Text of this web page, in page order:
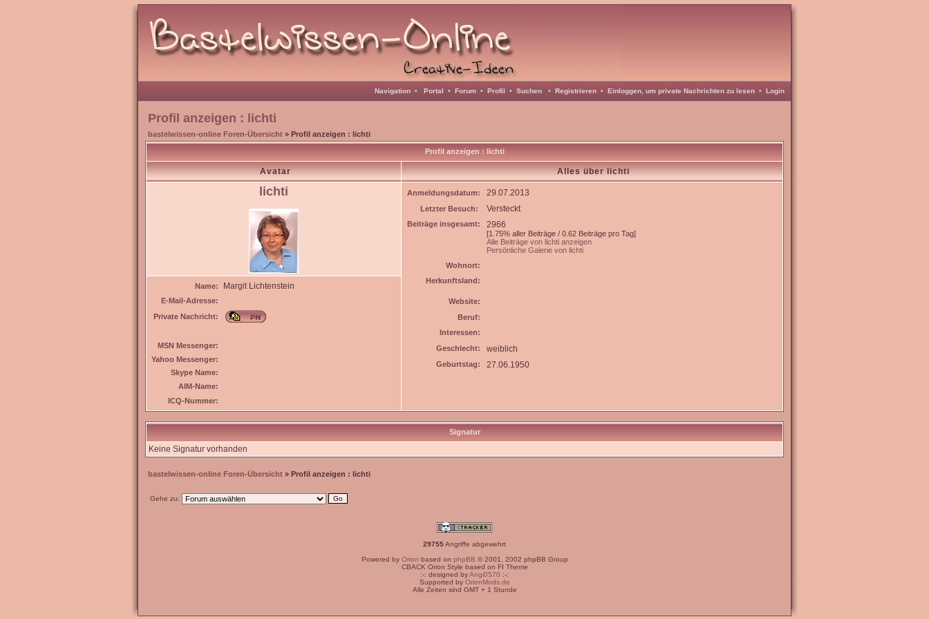
Navigation • Portal • Forum • Profil • Suchen • Registrieren • Einloggen, um private Nachrichten zu lesen • Login
Profil anzeigen : lichti
bastelwissen-online Foren-Übersicht » Profil anzeigen : lichti
Profil anzeigen : lichti
Avatar Alles über lichti
lichti Anmeldungsdatum: 29.07.2013
Letzter Besuch: Versteckt
Beiträge insgesamt: 2966
[1.75% aller Beiträge / 0.62 Beiträge pro Tag]
Alle Beiträge von lichti anzeigen
Persönliche Galerie von lichti
Wohnort:
Herkunftsland:
Website:
Beruf:
Interessen:
Geschlecht:
weiblich
Geburtstag: 27.06.1950
Name: Margit Lichtenstein
E-Mail-Adresse:
Private Nachricht:
MSN Messenger:
Yahoo Messenger:
Skype Name:
AIM-Name:
ICQ-Nummer:
Signatur
Keine Signatur vorhanden
bastelwissen-online Foren-Übersicht » Profil anzeigen : lichti
Gehe zu:
29755Angriffe abgewehrt
Powered by Orion based on phpBB © 2001, 2002 phpBB Group
CBACK Orion Style based on FI Theme
:-: designed byAngi0570 :-:
Supported by OrionMods.de
Alle Zeiten sind GMT + 1 Stunde